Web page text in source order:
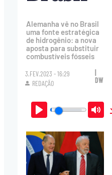
Alemanha vê no Brasil
uma fonte estratégica
de hidrogênio: a nova
aposta para substituir
combustíveis fósseis
3.FEV.2023 - 16:29
REDAÇÃO
DW
Play Mute